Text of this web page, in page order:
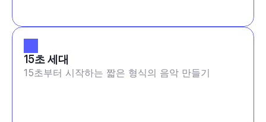
15초 세대
15초부터 시작하는 짧은 형식의 음악 만들기